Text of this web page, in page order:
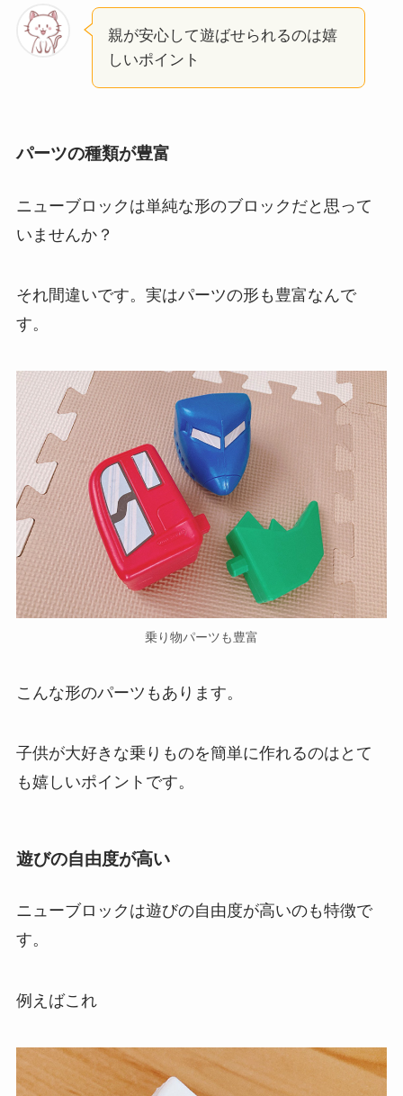
親が安心して遊ばせられるのは嬉
しいポイント
パーツの種類が豊富
ニューブロックは単純な形のブロックだと思って
いませんか？
それ間違いです。実はパーツの形も豊富なんで
す。
乗り物パーツも豊富
こんな形のパーツもあります。
子供が大好きな乗りものを簡単に作れるのはとて
も嬉しいポイントです。
遊びの自由度が高い
ニューブロックは遊びの自由度が高いのも特徴で
す。
例えばこれ